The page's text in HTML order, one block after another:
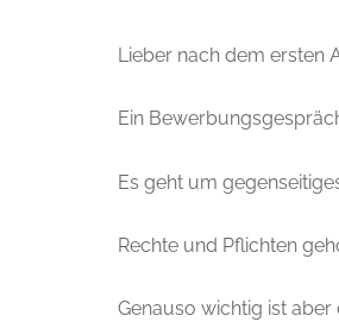
Lieber nach dem ersten
Ein
Es geht um
Rechte und Pflichten
Genauso wichtig ist